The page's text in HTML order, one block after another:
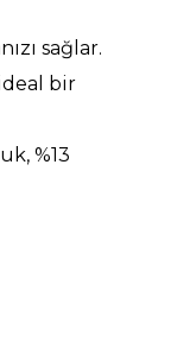
sağlar.
bir
%13